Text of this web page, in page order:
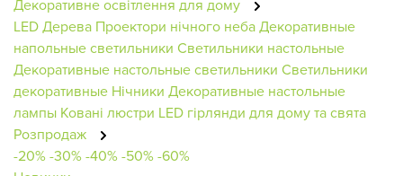
Декоративне освітлення для дому
LED Дерева Проектори нічного небаДекоративные
напольные светильники Светильники настольные
Декоративные настольные светильники Светильники
декоративные Нічники Декоративные настольные
лампы Ковані люстри LED гірлянди для дому та свята
Розпродаж
-20%-30%-40%-50%-60%